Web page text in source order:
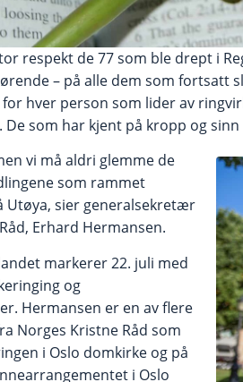
respekt de 77 som ble drept i
– på alle dem som fortsatt
hver person som lider av
De som har kjent på kropp og
vi må aldri glemme de
som rammet
Utøya, sier generalsekretær
Erhard Hermansen.
markerer 22. juli med
og
Hermansen er en av flere
Norges Kristne Råd som
i Oslo domkirke og på
i Oslo